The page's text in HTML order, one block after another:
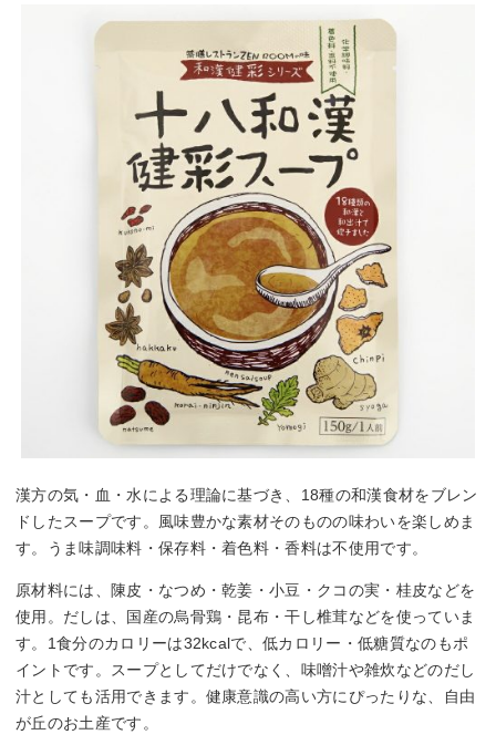
漢方の気・血・水による理論に基づき、18種の和漢食材をブレン
ドしたスープです。風味豊かな素材そのものの味わいを楽しめま
す。うま味調味料・保存料・着色料・香料は不使用です。
原材料には、陳皮・なつめ・乾姜・小豆・クコの実・桂皮などを
使用。だしは、国産の烏骨鶏・昆布・干し椎茸などを使っていま
す。1食分のカロリーは32kcalで、低カロリー・低糖質なのもポ
イントです。スープとしてだけでなく、味噌汁や雑炊などのだし
汁としても活用できます。健康意識の高い方にぴったりな、自由
が丘のお土産です。